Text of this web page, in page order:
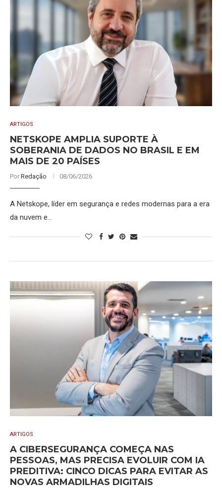
ARTIGOS
NETSKOPE AMPLIA SUPORTE À
SOBERANIA DE DADOS NO BRASIL E EM
MAIS DE 20 PAÍSES
Por Redação 08/06/2026
A Netskope, líder em segurança e redes modernas para a era
da nuvem e…
ARTIGOS
A CIBERSEGURANÇA COMEÇA NAS
PESSOAS, MAS PRECISA EVOLUIR COM IA
PREDITIVA: CINCO DICAS PARA EVITAR AS
NOVAS ARMADILHAS DIGITAIS